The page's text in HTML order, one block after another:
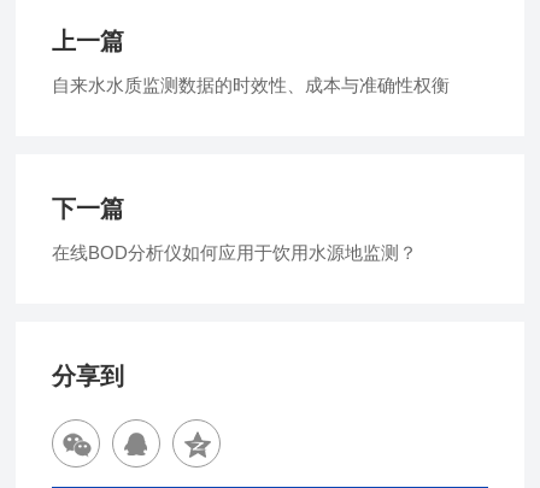
上一篇
自来水水质监测数据的时效性、成本与准确性权衡
下一篇
在线BOD分析仪如何应用于饮用水源地监测？
分享到